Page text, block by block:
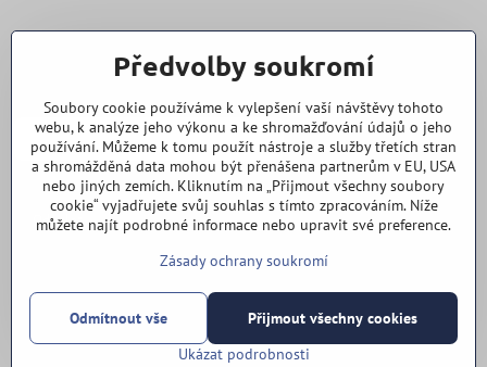
Zavoláme Vám zpět
Váš telefon
Odeslat
©2026CopyrightPředvolby soukromíZásady ochrany soukromí
Předvolby soukromí
Soubory cookie používáme k vylepšení vaší návštěvy tohoto
webu, k analýze jeho výkonu a ke shromažďování údajů o jeho
používání. Můžeme k tomu použít nástroje a služby třetích stran
a shromážděná data mohou být přenášena partnerům v EU, USA
nebo jiných zemích. Kliknutím na „Přijmout všechny soubory
cookie“ vyjadřujete svůj souhlas s tímto zpracováním. Níže
můžete najít podrobné informace nebo upravit své preference.
Zásady ochrany soukromí
Ukázat podrobnosti
Přijmout všechny cookies
Odmítnout vše